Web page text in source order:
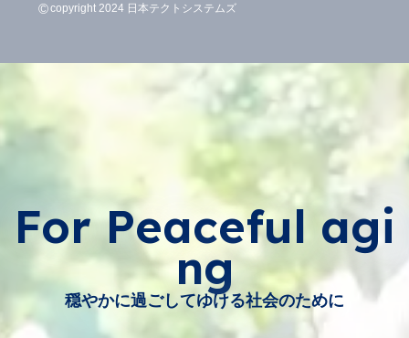
©copyright 2024 日本テクトシステムズ
For Peaceful agi
ng
穏やかに過ごしてゆける社会のために